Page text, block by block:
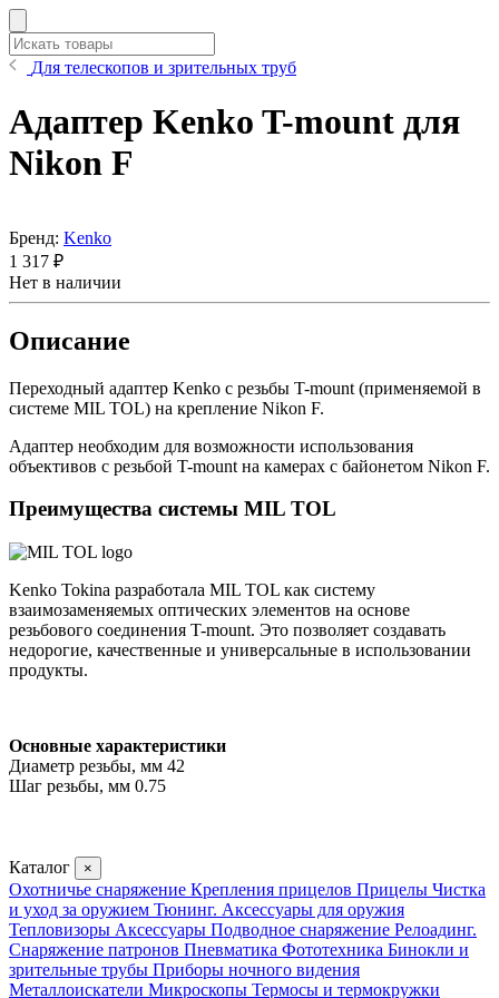
Для телескопов и зрительных труб
Адаптер Kenko T-mount для
Nikon F
Бренд: Kenko
1 317 ₽
Нет в наличии
Описание
Переходный адаптер Kenko с резьбы T-mount (применяемой в
системе MIL TOL) на крепление Nikon F.
Адаптер необходим для возможности использования
объективов с резьбой T-mount на камерах с байонетом Nikon F.
Преимущества системы MIL TOL
Kenko Tokina разработала MIL TOL как систему
взаимозаменяемых оптических элементов на основе
резьбового соединения T-mount. Это позволяет создавать
недорогие, качественные и универсальные в использовании
продукты.
Основные характеристики
Диаметр резьбы, мм 42
Шаг резьбы, мм 0.75
Каталог ×
Охотничье снаряжение Крепления прицелов Прицелы Чистка
и уход за оружием Тюнинг. Аксессуары для оружия
Тепловизоры Аксессуары Подводное снаряжение Релоадинг.
Снаряжение патронов Пневматика Фототехника Бинокли и
зрительные трубы Приборы ночного видения
Металлоискатели Микроскопы Термосы и термокружки